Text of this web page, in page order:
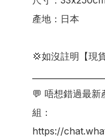
產地：日本
💢如沒註明【現
💬 唔想錯過最
組：
https://